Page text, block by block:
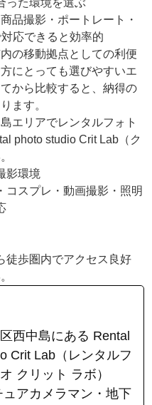
品撮影・ポートレート・
応できると効率的
の移動拠点としての利便
にとっても選びやすいエ
から比較すると、納得の
ます。
エリアでレンタルフォト
photo studio Crit Lab（ク
影環境
コスプレ・動画撮影・照明
徒歩圏内でアクセス良好
西中島にある Rental
Crit Lab（レンタルフ
クリット ラボ）
ュアカメラマン・地下